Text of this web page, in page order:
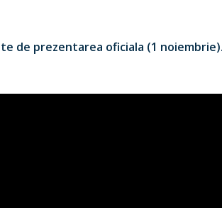
de prezentarea oficiala (1